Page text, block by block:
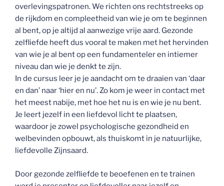
overlevingspatronen. We richten ons rechtstreeks op
de rijkdom en compleetheid van wie je om te beginnen
al bent, op je altijd al aanwezige vrije aard. Gezonde
zelfliefde heeft dus vooral te maken met het hervinden
van wie je al bent op een fundamenteler en intiemer
niveau dan wie je denkt te zijn.
In de cursus leer je je aandacht om te draaien van ‘daar
en dan’ naar ‘hier en nu’. Zo kom je weer in contact met
het meest nabije, met hoe het nu is en wie je nu bent.
Je leert jezelf in een liefdevol licht te plaatsen,
waardoor je zowel psychologische gezondheid en
welbevinden opbouwt, als thuiskomt in je natuurlijke,
liefdevolle Zijnsaard.
Door gezonde zelfliefde te beoefenen en te trainen